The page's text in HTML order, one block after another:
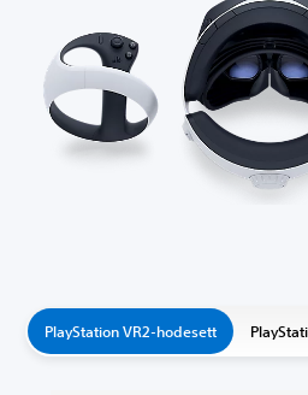
PlayStation VR2-hodesett